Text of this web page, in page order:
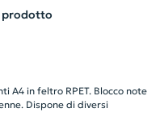
prodotto
A4 in feltro RPET. Blocco note
Dispone di diversi